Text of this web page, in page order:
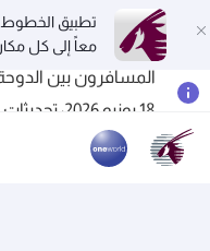
تطبيق الخطوط
معاً إلى كل